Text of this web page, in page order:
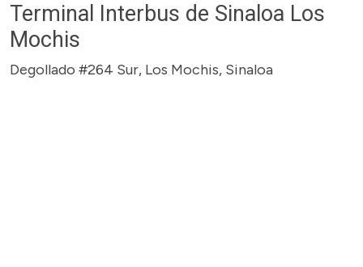
Terminal Interbus de Sinaloa Los
Mochis
Degollado #264 Sur, Los Mochis, Sinaloa